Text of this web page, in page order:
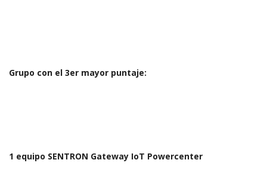
Grupo con el 3er mayor puntaje:
1 equipo SENTRON Gateway IoT Powercenter